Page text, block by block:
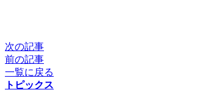
次の記事
前の記事
一覧に戻る
トピックス